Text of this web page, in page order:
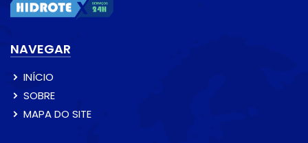
NAVEGAR
INÍCIO
SOBRE
MAPA DO SITE